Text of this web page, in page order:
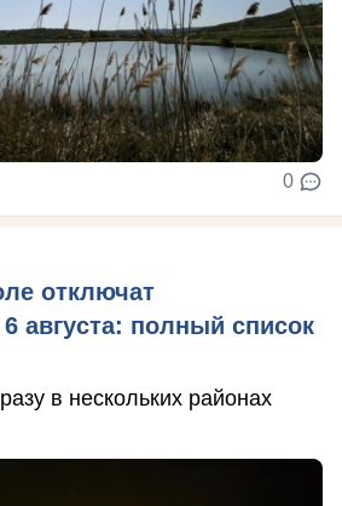
0
отключат
августа: полный список
в нескольких районах